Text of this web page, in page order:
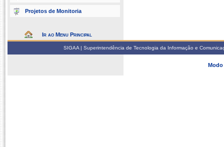
Projetos de Monitoria
Ir ao Menu Principal
SIGAA | Superintendência de Tecnologia da Informação e
Modo